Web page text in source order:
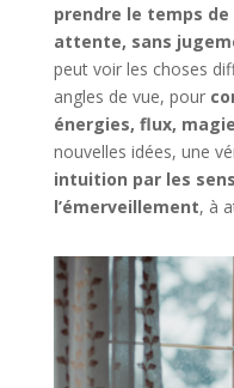
prendre le temps
attente, sans
peut voir les choses
angles de vue, pour
énergies, flux, magie
nouvelles idées, une
intuition par les
l’émerveillement, à